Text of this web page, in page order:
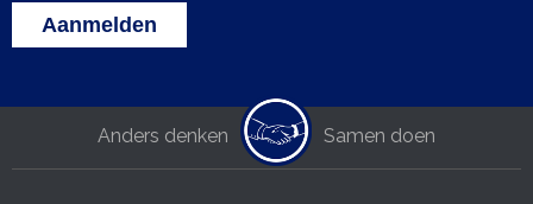
Anders denken Samen doen